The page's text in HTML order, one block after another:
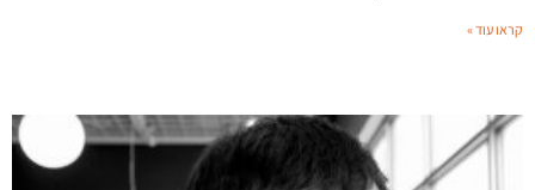
קראו עוד »